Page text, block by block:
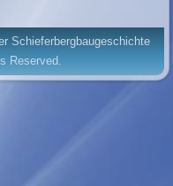
Schieferbergbaugeschichte
Reserved.